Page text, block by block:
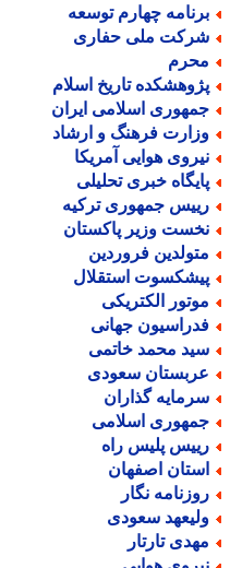
چهارم توسعه
ملی حفاری
تاریخ اسلام
اسلامی ایران
فرهنگ و ارشاد
هوایی آمریکا
خبری تحلیلی
جمهوری ترکیه
وزیر پاکستان
فروردین
استقلال
الکتریکی
جهانی
محمد خاتمی
سعودی
گذاران
اسلامی
پلیس راه
اصفهان
نگار
سعودی
تارتار